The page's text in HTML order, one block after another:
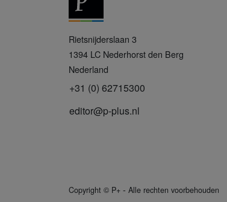
+
Rietsnijderslaan 3
1394 LC Nederhorst den Berg
Nederland
+31 (0) 62715300
editor@p-plus.nl
Copyright © P+ - Alle rechten voorbehouden